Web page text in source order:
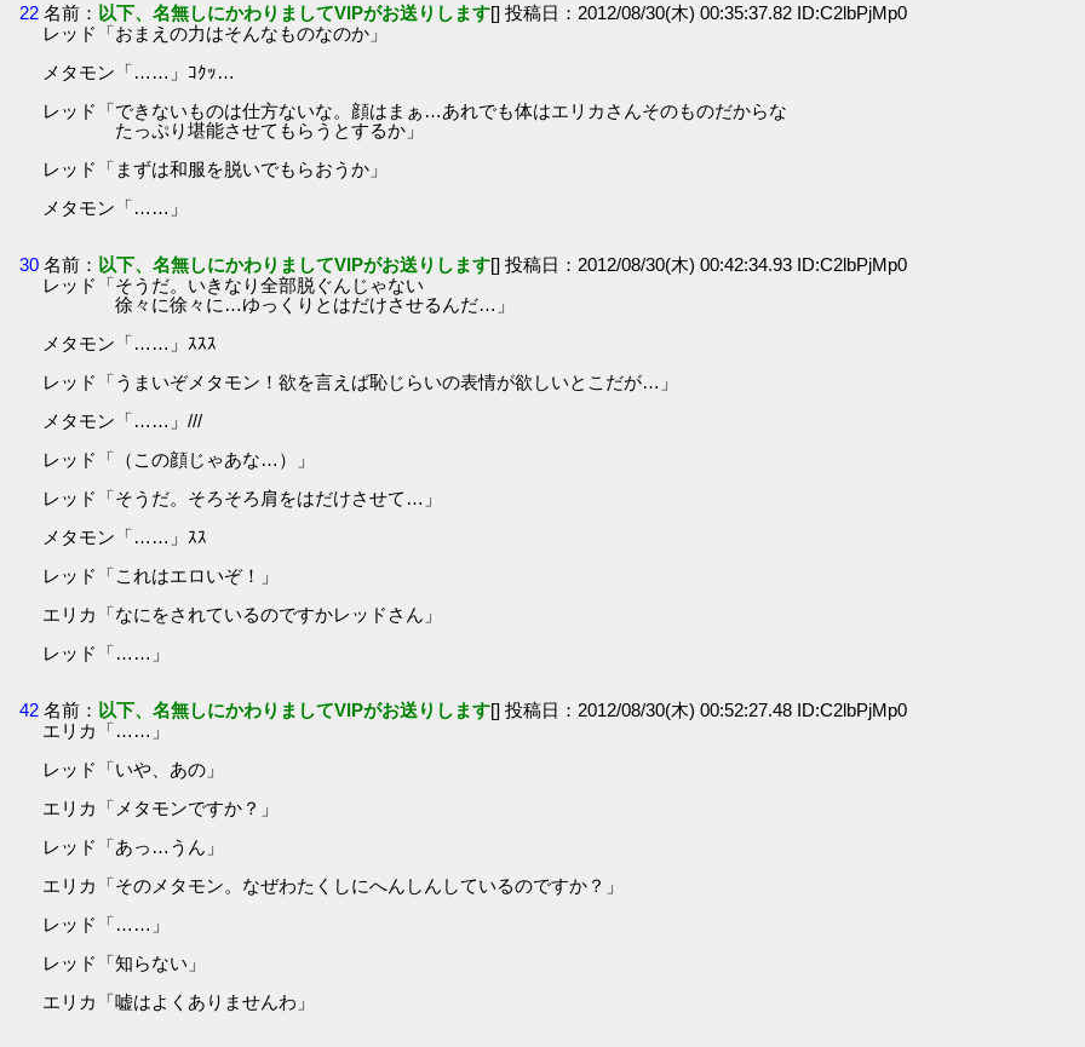
22 名前： 以下、名無しにかわりましてVIPがお送りします[] 投稿日：2012/08/30(木) 00:35:37.82 ID:C2lbPjMp0
レッド「おまえの力はそんなものなのか」
メタモン「……」ｺｸｯ…
レッド「できないものは仕方ないな。顔はまぁ…あれでも体はエリカさんそのものだからな
たっぷり堪能させてもらうとするか」
レッド「まずは和服を脱いでもらおうか」
メタモン「……」
30 名前： 以下、名無しにかわりましてVIPがお送りします[] 投稿日：2012/08/30(木) 00:42:34.93 ID:C2lbPjMp0
レッド「そうだ。いきなり全部脱ぐんじゃない
徐々に徐々に…ゆっくりとはだけさせるんだ…」
メタモン「……」ｽｽｽ
レッド「うまいぞメタモン！欲を言えば恥じらいの表情が欲しいとこだが…」
メタモン「……」///
レッド「（この顔じゃあな…）」
レッド「そうだ。そろそろ肩をはだけさせて…」
メタモン「……」ｽｽ
レッド「これはエロいぞ！」
エリカ「なにをされているのですかレッドさん」
レッド「……」
42 名前： 以下、名無しにかわりましてVIPがお送りします[] 投稿日：2012/08/30(木) 00:52:27.48 ID:C2lbPjMp0
エリカ「……」
レッド「いや、あの」
エリカ「メタモンですか？」
レッド「あっ…うん」
エリカ「そのメタモン。なぜわたくしにへんしんしているのですか？」
レッド「……」
レッド「知らない」
エリカ「嘘はよくありませんわ」